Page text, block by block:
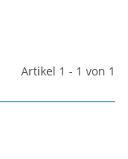
Artikel 1 - 1 von 1